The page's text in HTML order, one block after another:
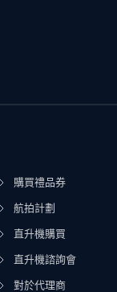
購買禮品券
航拍計劃
直升機購買
直升機諮詢會
對於代理商